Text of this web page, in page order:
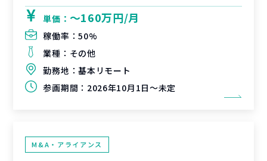
単価： 〜160万円/月
稼働率：50%
業種： その他
勤務地：基本リモート
参画期間： 2026年10月1日～未定
M&A・アライアンス